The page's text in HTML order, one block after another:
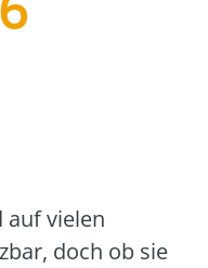
auf vie­len
doch ob sie